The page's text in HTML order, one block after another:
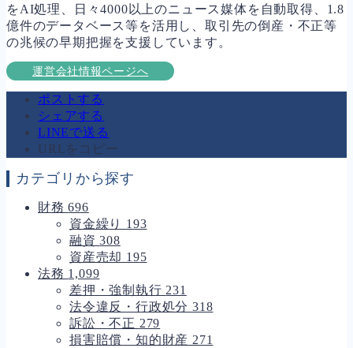
をAI処理、日々4000以上のニュース媒体を自動取得、1.8
億件のデータベース等を活用し、取引先の倒産・不正等
の兆候の早期把握を支援しています。
運営会社情報ページへ
ポストする
シェアする
LINEで送る
URLをコピー
カテゴリから探す
財務696
資金繰り 193
融資308
資産売却 195
法務 1,099
差押・強制執行 231
法令違反・行政処分318
訴訟・不正 279
損害賠償・知的財産 271